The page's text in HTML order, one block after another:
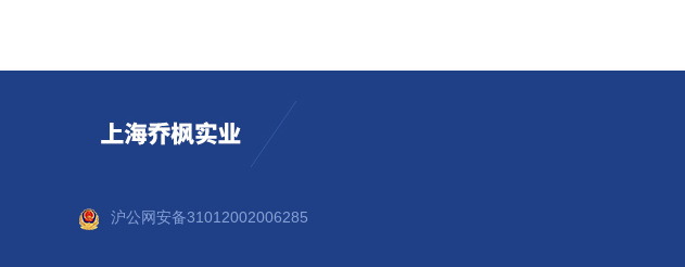
沪公网安备31012002006285